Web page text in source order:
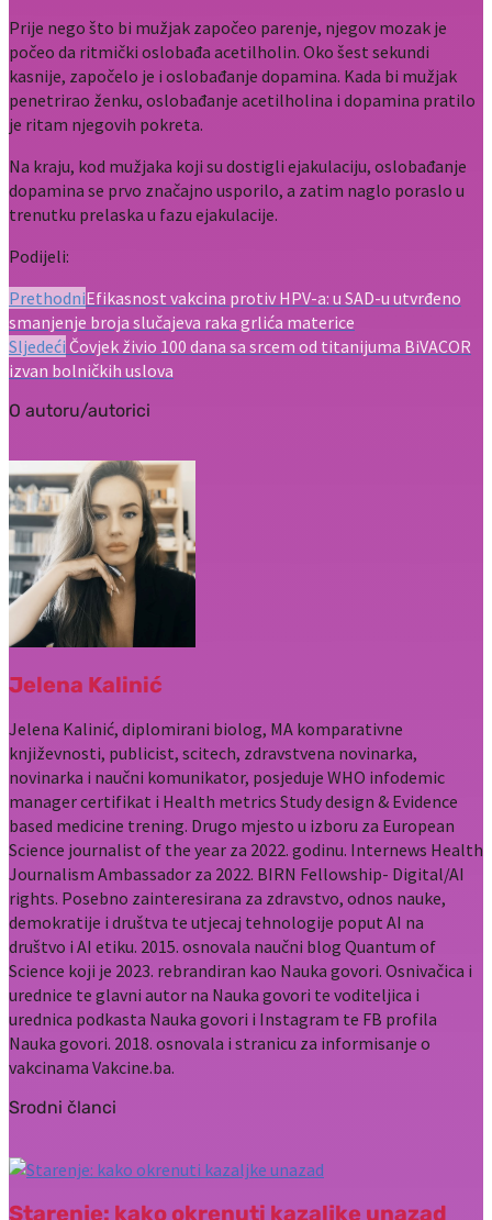
Prije nego što bi mužjak započeo parenje, njegov mozak je
počeo da ritmički oslobađa acetilholin. Oko šest sekundi
kasnije, započelo je i oslobađanje dopamina. Kada bi mužjak
penetrirao ženku, oslobađanje acetilholina i dopamina pratilo
je ritam njegovih pokreta.
Na kraju, kod mužjaka koji su dostigli ejakulaciju, oslobađanje
dopamina se prvo značajno usporilo, a zatim naglo poraslo u
trenutku prelaska u fazu ejakulacije.
Podijeli:
PrethodniEfikasnost vakcina protiv HPV-a: u SAD-u utvrđeno
smanjenje broja slučajeva raka grlića materice
Sljedeći Čovjek živio 100 dana sa srcem od titanijuma BiVACOR
izvan bolničkih uslova
O autoru/autorici
Jelena Kalinić
Jelena Kalinić, diplomirani biolog, MA komparativne
književnosti, publicist, scitech, zdravstvena novinarka,
novinarka i naučni komunikator, posjeduje WHO infodemic
manager certifikat i Health metrics Study design & Evidence
based medicine trening. Drugo mjesto u izboru za European
Science journalist of the year za 2022. godinu. Internews Health
Journalism Ambassador za 2022. BIRN Fellowship- Digital/AI
rights. Posebno zainteresirana za zdravstvo, odnos nauke,
demokratije i društva te utjecaj tehnologije poput AI na
društvo i AI etiku. 2015. osnovala naučni blog Quantum of
Science koji je 2023. rebrandiran kao Nauka govori. Osnivačica i
urednice te glavni autor na Nauka govori te voditeljica i
urednica podkasta Nauka govori i Instagram te FB profila
Nauka govori. 2018. osnovala i stranicu za informisanje o
vakcinama Vakcine.ba.
Srodni članci
Starenje: kako okrenuti kazaljke unazad